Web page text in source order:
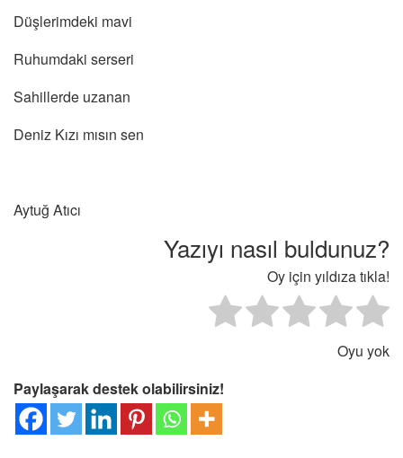
Düşlerimdeki mavi
Ruhumdaki serseri
Sahillerde uzanan
Deniz Kızı mısın sen
Aytuğ Atıcı
Yazıyı nasıl buldunuz?
Oy için yıldıza tıkla!
Oyu yok
Paylaşarak destek olabilirsiniz!